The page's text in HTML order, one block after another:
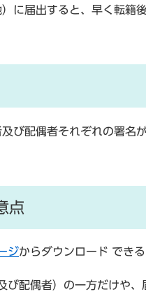
に届出すると、早く転籍
び配偶者それぞれの署名が
点
ジからダウンロード でき
び配偶者）の一方だけや